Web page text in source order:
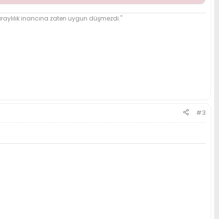
inancına zaten uygun düşmezdi."
#3